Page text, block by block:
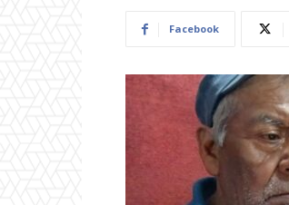
Facebook